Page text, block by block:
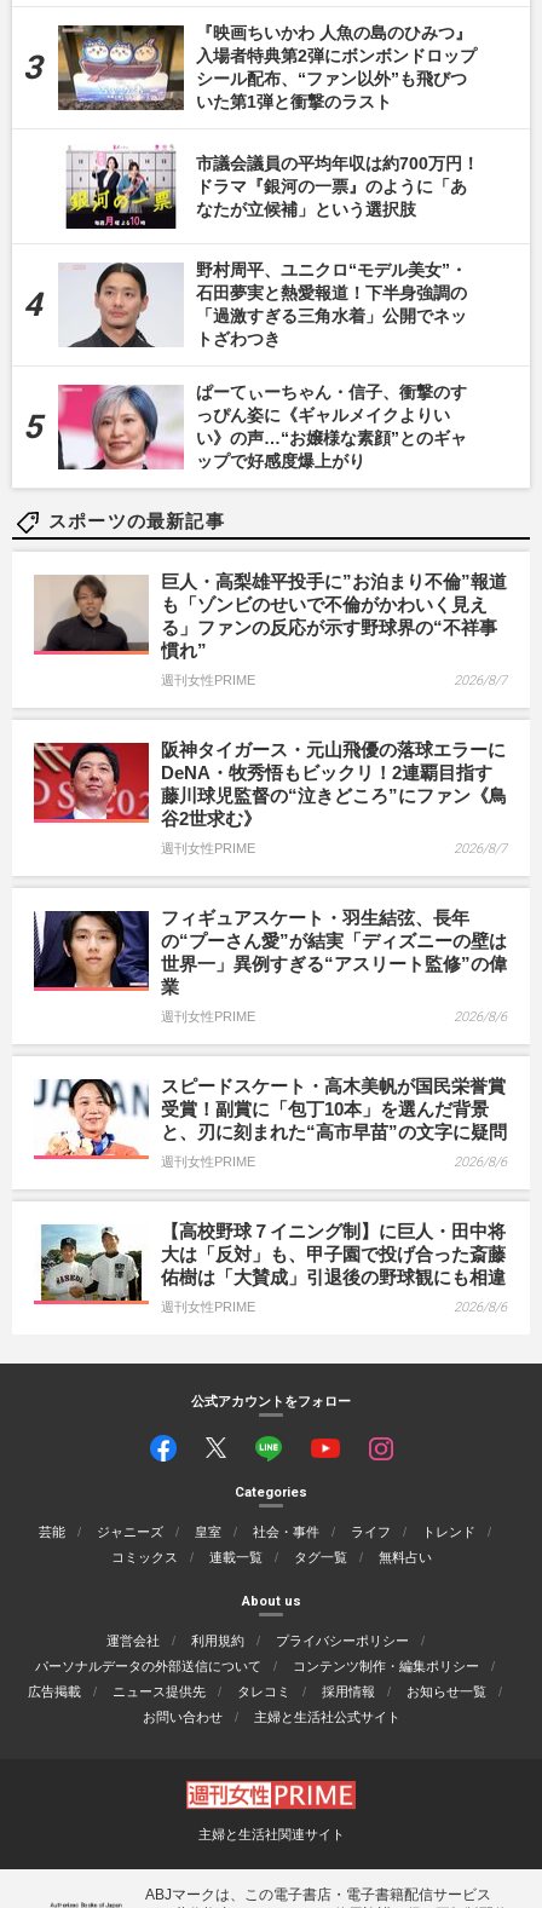
『映画ちいかわ 人魚の島のひみつ』
入場者特典第2弾にボンボンドロップ
シール配布、“ファン以外”も飛びつ
いた第1弾と衝撃のラスト
市議会議員の平均年収は約700万円！
ドラマ『銀河の一票』のように「あ
なたが立候補」という選択肢
野村周平、ユニクロ“モデル美女”・
石田夢実と熱愛報道！下半身強調の
「過激すぎる三角水着」公開でネッ
トざわつき
ぱーてぃーちゃん・信子、衝撃のす
っぴん姿に《ギャルメイクよりい
い》の声…“お嬢様な素顔”とのギャ
ップで好感度爆上がり
スポーツの最新記事
巨人・高梨雄平投手に”お泊まり不倫”報道
も「ゾンビのせいで不倫がかわいく見え
る」ファンの反応が示す野球界の“不祥事
慣れ”
週刊女性PRIME 2026/8/7
阪神タイガース・元山飛優の落球エラーに
DeNA・牧秀悟もビックリ！2連覇目指す
藤川球児監督の“泣きどころ”にファン《鳥
谷2世求む》
週刊女性PRIME 2026/8/7
フィギュアスケート・羽生結弦、長年
の“プーさん愛”が結実「ディズニーの壁は
世界一」異例すぎる“アスリート監修”の偉
業
週刊女性PRIME 2026/8/6
スピードスケート・高木美帆が国民栄誉賞
受賞！副賞に「包丁10本」を選んだ背景
と、刃に刻まれた“高市早苗”の文字に疑問
週刊女性PRIME 2026/8/6
【高校野球７イニング制】に巨人・田中将
大は「反対」も、甲子園で投げ合った斎藤
佑樹は「大賛成」引退後の野球観にも相違
週刊女性PRIME 2026/8/6
公式アカウントをフォロー
Categories
芸能 ジャニーズ 皇室 社会・事件 ライフ
トレンド
コミックス
連載一覧 タグ一覧 無料占い
About us
運営会社 利用規約
プライバシーポリシー
パーソナルデータの外部送信について
コンテンツ制作・編集ポリシー
広告掲載
ニュース提供先 タレコミ 採用情報
お知らせ一覧
お問い合わせ
主婦と生活社公式サイト
主婦と生活社関連サイト
ABJマークは、この電子書店・電子書籍配信サービス